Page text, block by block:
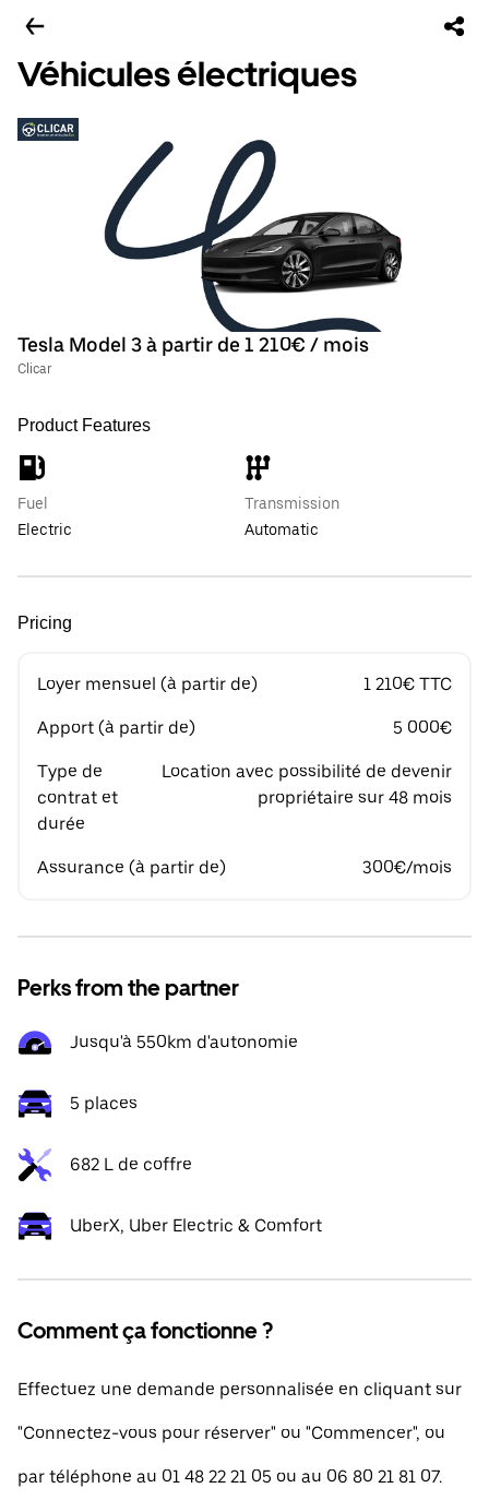
Véhicules électriques
Tesla Model 3 à partir de 1 210€ / mois
Clicar
Product Features
Fuel
Electric
Transmission
Automatic
Pricing
Loyer mensuel (à partir de) 1 210€ TTC
Apport (à partir de) 5 000€
Type de
contrat et
durée
Location avec possibilité de devenir
propriétaire sur 48 mois
Assurance (à partir de) 300€/mois
Perks from the partner
Jusqu'à 550km d'autonomie
5 places
682 L de coffre
UberX, Uber Electric & Comfort
Comment ça fonctionne ?
Effectuez une demande personnalisée en cliquant sur
"Connectez-vous pour réserver" ou "Commencer", ou
par téléphone au 01 48 22 21 05 ou au 06 80 21 81 07.